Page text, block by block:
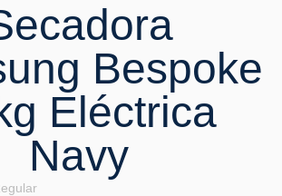
Bespoke
Eléctrica
Navy